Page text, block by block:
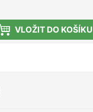
VLOŽIT DO KOŠÍKU